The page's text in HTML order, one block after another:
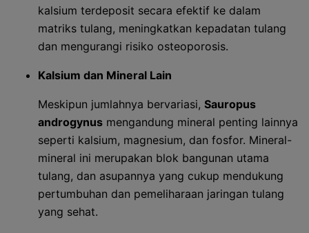
kalsium terdeposit secara efektif ke dalam
matriks tulang, meningkatkan kepadatan tulang
dan mengurangi risiko osteoporosis.
Kalsium dan Mineral Lain
Meskipun jumlahnya bervariasi, Sauropus
androgynus mengandung mineral penting lainnya
seperti kalsium, magnesium, dan fosfor. Mineral-
mineral ini merupakan blok bangunan utama
tulang, dan asupannya yang cukup mendukung
pertumbuhan dan pemeliharaan jaringan tulang
yang sehat.